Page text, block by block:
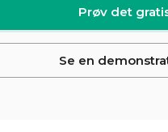
Prøv det
Se en